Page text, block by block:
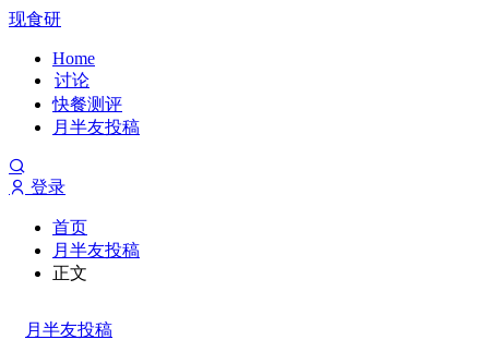
现食研
Home
讨论
快餐测评
月半友投稿
登录
首页
月半友投稿
正文
月半友投稿